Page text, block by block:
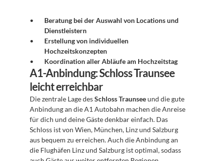
Beratung bei der Auswahl von Locations und
Dienstleistern
Erstellung von individuellen
Hochzeitskonzepten
Koordination aller Abläufe am Hochzeitstag
A1-Anbindung: Schloss Traunsee
leicht erreichbar
Die zentrale Lage des Schloss Traunsee und die gute
Anbindung an die A1 Autobahn machen die Anreise
für dich und deine Gäste denkbar einfach. Das
Schloss ist von Wien, München, Linz und Salzburg
aus bequem zu erreichen. Auch die Anbindung an
die Flughäfen Linz und Salzburg ist optimal, sodass